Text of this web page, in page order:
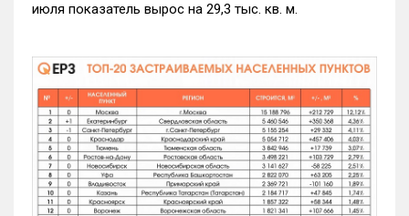
июля показатель вырос на 29,3 тыс. кв. м.